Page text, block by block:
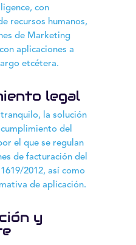
con
recursos humanos,
de Marketing
aplicaciones a
etcétera.
legal
la solución
del
el que se regulan
de facturación del
2012, así como
de aplicación.
y